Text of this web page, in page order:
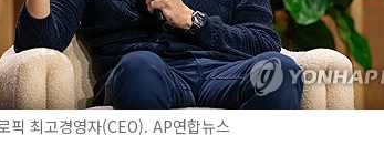
픽 최고경영자(CEO). AP연합뉴스